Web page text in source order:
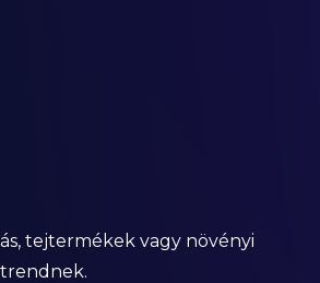
tejtermékek vagy növényi